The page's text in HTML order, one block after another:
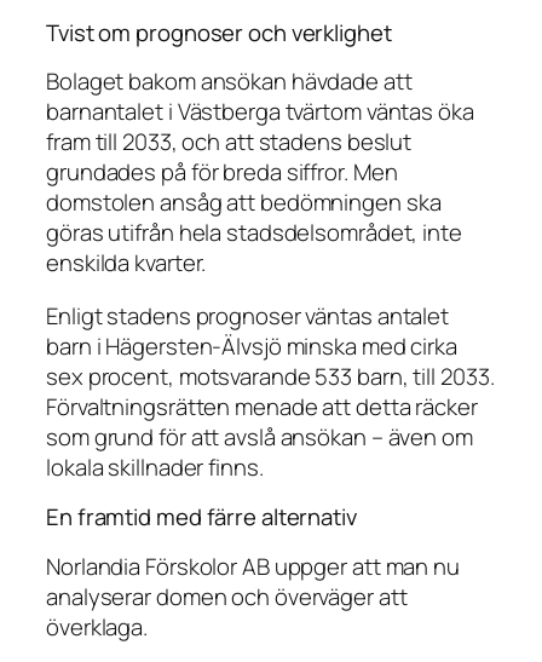
Tvist om prognoser och verklighet
Bolaget bakom ansökan hävdade att
barnantalet i Västberga tvärtom väntas öka
fram till 2033, och att stadens beslut
grundades på för breda siffror. Men
domstolen ansåg att bedömningen ska
göras utifrån hela stadsdelsområdet, inte
enskilda kvarter.
Enligt stadens prognoser väntas antalet
barn i Hägersten-Älvsjö minska med cirka
sex procent, motsvarande 533 barn, till 2033.
Förvaltningsrätten menade att detta räcker
som grund för att avslå ansökan – även om
lokala skillnader finns.
En framtid med färre alternativ
Norlandia Förskolor AB uppger att man nu
analyserar domen och överväger att
överklaga.